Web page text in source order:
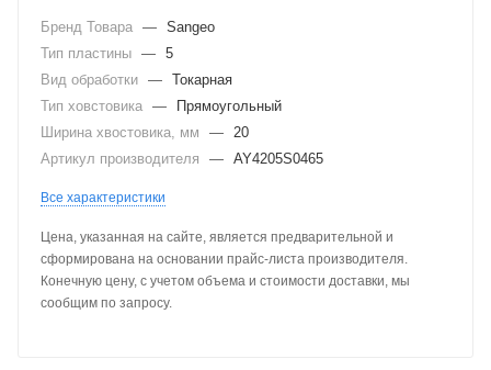
Бренд Товара — Sangeo
Тип пластины — 5
Вид обработки — Токарная
Тип ховстовика —
Прямоугольный
Ширина хвостовика, мм
— 20
Артикул производителя
— AY4205S0465
Все характеристики
Цена, указанная на сайте, является предварительной и
сформирована на основании прайс-листа производителя.
Конечную цену, с учетом объема и стоимости доставки, мы
сообщим по запросу.